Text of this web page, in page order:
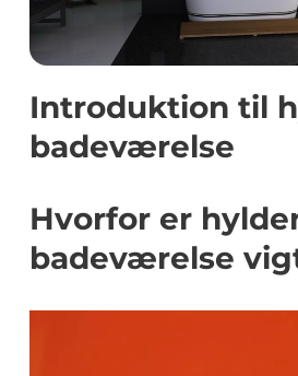
Introduktion til
badeværelse
Hvorfor er
badeværelse